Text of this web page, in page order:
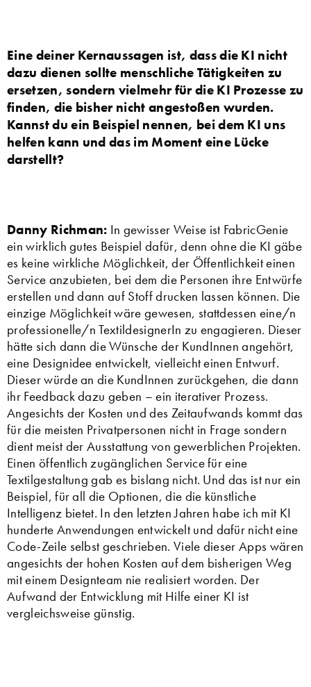
Eine deiner Kernaussagen ist, dass die KI nicht
dazu dienen sollte menschliche Tätigkeiten zu
ersetzen, sondern vielmehr für die KI Prozesse zu
finden, die bisher nicht angestoßen wurden.
Kannst du ein Beispiel nennen, bei dem KI uns
helfen kann und das im Moment eine Lücke
darstellt?
Danny Richman: In gewisser Weise ist FabricGenie
ein wirklich gutes Beispiel dafür, denn ohne die KI gäbe
es keine wirkliche Möglichkeit, der Öffentlichkeit einen
Service anzubieten, bei dem die Personen ihre Entwürfe
erstellen und dann auf Stoff drucken lassen können. Die
einzige Möglichkeit wäre gewesen, stattdessen eine/n
professionelle/n TextildesignerIn zu engagieren. Dieser
hätte sich dann die Wünsche der KundInnen angehört,
eine Designidee entwickelt, vielleicht einen Entwurf.
Dieser würde an die KundInnen zurückgehen, die dann
ihr Feedback dazu geben – ein iterativer Prozess.
Angesichts der Kosten und des Zeitaufwands kommt das
für die meisten Privatpersonen nicht in Frage sondern
dient meist der Ausstattung von gewerblichen Projekten.
Einen öffentlich zugänglichen Service für eine
Textilgestaltung gab es bislang nicht. Und das ist nur ein
Beispiel, für all die Optionen, die die künstliche
Intelligenz bietet. In den letzten Jahren habe ich mit KI
hunderte Anwendungen entwickelt und dafür nicht eine
Code-Zeile selbst geschrieben. Viele dieser Apps wären
angesichts der hohen Kosten auf dem bisherigen Weg
mit einem Designteam nie realisiert worden. Der
Aufwand der Entwicklung mit Hilfe einer KI ist
vergleichsweise günstig.